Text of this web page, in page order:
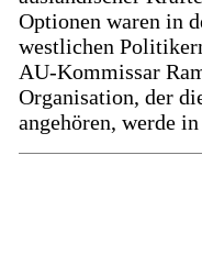
Optionen waren in
westlichen
AU-Kommissar
Organisation, der
angehören, werde